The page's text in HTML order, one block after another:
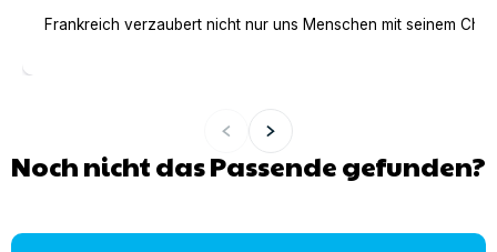
Frankreich verzaubert nicht nur uns Menschen mit seinem
Noch nicht das Passende gefunden?